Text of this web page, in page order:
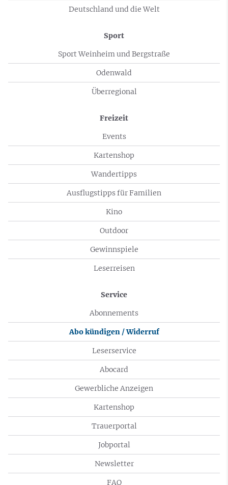
Deutschland und die Welt
Sport
Sport Weinheim und Bergstraße
Odenwald
Überregional
Freizeit
Events
Kartenshop
Wandertipps
Ausflugstipps für Familien
Kino
Outdoor
Gewinnspiele
Leserreisen
Service
Abonnements
Abo kündigen / Widerruf
Leserservice
Abocard
Gewerbliche Anzeigen
Kartenshop
Trauerportal
Jobportal
Newsletter
FAQ